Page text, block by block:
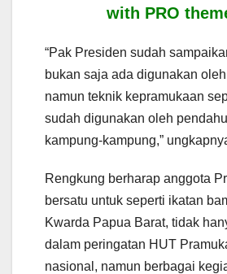
with PRO
“Pak Presiden sudah
bukan saja ada digunakan
namun teknik kepramukaan
sudah digunakan oleh
kampung-kampung,”
Rengkung berharap anggota
bersatu untuk seperti ikatan
Kwarda Papua Barat, tidak
dalam peringatan HUT
nasional, namun berbagai